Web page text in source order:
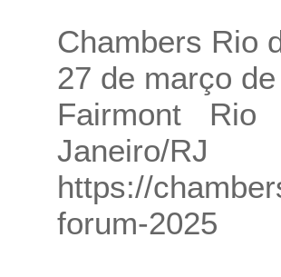
Chambers Rio
27 de março
Fairmont
Janeiro/RJ
https://
forum-2025